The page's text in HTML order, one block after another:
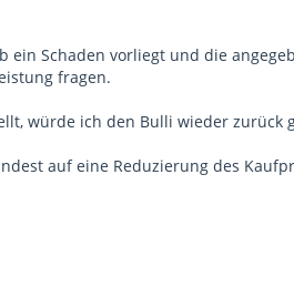
Schaden vorliegt und die
fragen.
würde ich den Bulli wieder
auf eine Reduzierung des